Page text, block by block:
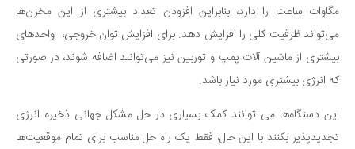
مگاوات ساعت را دارد، بنابراین افزودن تعداد بیشتری از این مخزن‌ها
می‌تواند ظرفیت کلی را افزایش دهد. برای افزایش توان خروجی، واحدهای
بیشتری از ماشین آلات پمپ و توربین نیز می‌توانند اضافه شوند، در صورتی
که انرژی بیشتری مورد نیاز باشد.
این دستگاه‌ها می توانند کمک بسیاری در حل مشکل جهانی ذخیره انرژی
تجدیدپذیر بکنند با این حال، فقط یک راه حل مناسب برای تمام موقعیت‌ها